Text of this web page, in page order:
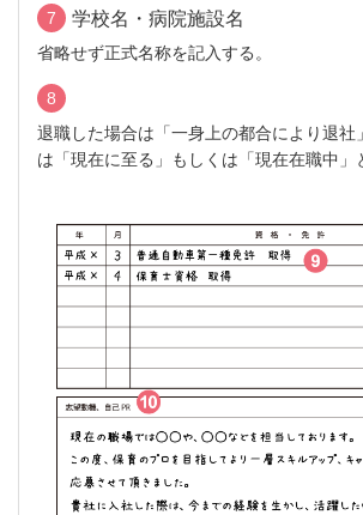
7 学校名・病院施設名
省略せず正式名称を記入する。
8
退職した場合は「一身上の都合により退社
は「現在に至る」もしくは「現在在職中」